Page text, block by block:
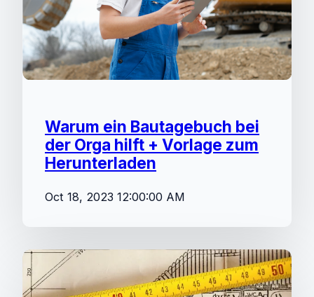
Warum ein Bautagebuch bei
der Orga hilft + Vorlage zum
Herunterladen
Oct 18, 2023 12:00:00 AM